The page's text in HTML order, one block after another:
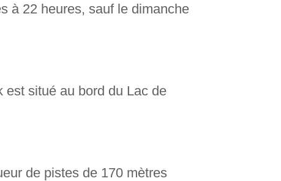
à 22 heures, sauf le dimanche
est situé au bord du Lac de
de pistes de 170 mètres